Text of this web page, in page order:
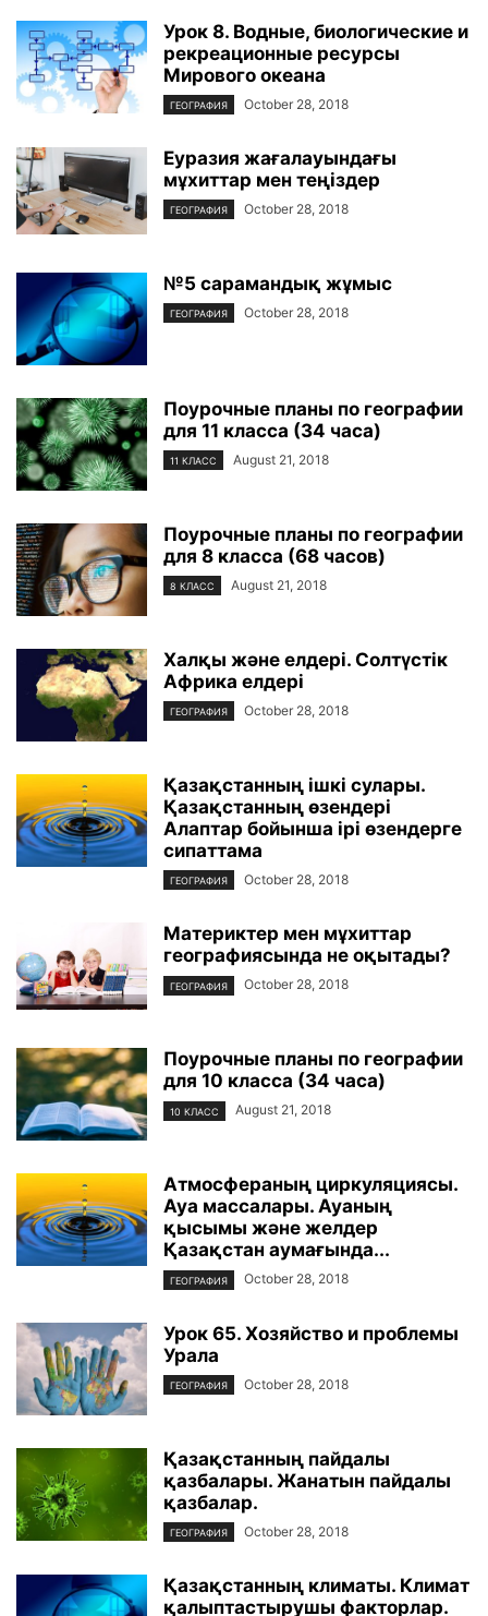
Урок 8. Водные, биологические и
рекреационные ресурсы
Мирового океана
ГЕОГРАФИЯ October 28, 2018
Еуразия жағалауындағы
мұхиттар мен теңіздер
ГЕОГРАФИЯ October 28, 2018
№5 сарамандық жұмыс
ГЕОГРАФИЯ October 28, 2018
Поурочные планы по географии
для 11 класса (34 часа)
11 КЛАСС August 21, 2018
Поурочные планы по географии
для 8 класса (68 часов)
8 КЛАСС August 21, 2018
Халқы және елдері. Солтүстік
Африка елдері
ГЕОГРАФИЯ October 28, 2018
Қазақстанның ішкі сулары.
Қазақстанның өзендері
Алаптар бойынша ірі өзендерге
сипаттама
ГЕОГРАФИЯ October 28, 2018
Материктер мен мұхиттар
географиясында не оқытады?
ГЕОГРАФИЯ October 28, 2018
Поурочные планы по географии
для 10 класса (34 часа)
10 КЛАСС August 21, 2018
Атмосфераның циркуляциясы.
Ауа массалары. Ауаның
қысымы және желдер
Қазақстан аумағында...
ГЕОГРАФИЯ October 28, 2018
Урок 65. Хозяйство и проблемы
Урала
ГЕОГРАФИЯ October 28, 2018
Қазақстанның пайдалы
қазбалары. Жанатын пайдалы
қазбалар.
ГЕОГРАФИЯ October 28, 2018
Қазақстанның климаты. Климат
қалыптастырушы факторлар.